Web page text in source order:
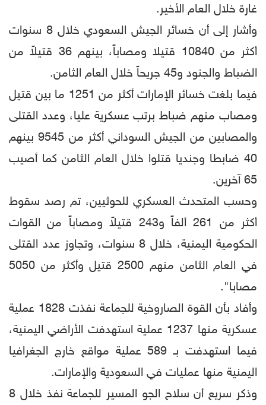
غارة خلال العام الأخير.
وأشار إلى أن خسائر الجيش السعودي خلال 8 سنوات
أكثر من 10840 قتيلا ومصاباً، بينهم 36 قتيلاً من
الضباط والجنود و45 جريحاً خلال العام الثامن.
فيما بلغت خسائر الإمارات أكثر من 1251 ما بين قتيل
ومصاب منهم ضباط برتب عسكرية عليا، وعدد القتلى
والمصابين من الجيش السوداني أكثر من 9545 بينهم
40 ضابطا وجنديا قتلوا خلال العام الثامن كما أصيب
65 آخرين.
وحسب المتحدث العسكري للحوثيين، تم رصد سقوط
أكثر من 261 ألفاً و243 قتيلاً ومصاباً من القوات
الحكومية اليمنية، خلال 8 سنوات، وتجاوز عدد القتلى
في العام الثامن منهم 2500 قتيل وأكثر من 5050
مصابا".
وأفاد بأن القوة الصاروخية للجماعة نفذت 1828 عملية
عسكرية منها 1237 عملية استهدفت الأراضي اليمنية،
فيما استهدفت بـ 589 عملية مواقع خارج الجغرافيا
اليمنية منها عمليات في السعودية والإمارات.
وذكر سريع أن سلاح الجو المسير للجماعة نفذ خلال 8